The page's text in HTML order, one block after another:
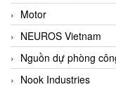
Beacon Extender
Beckhoff
Bedook
Bei Sensor
Motor
NEUROS Vietnam
Nguồn dự phòng
Nook Industries